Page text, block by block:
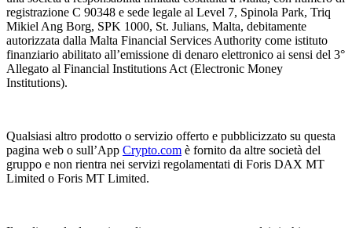
registrazione C 90348 e sede legale al Level 7, Spinola Park, Triq
Mikiel Ang Borg, SPK 1000, St. Julians, Malta, debitamente
autorizzata dalla Malta Financial Services Authority come istituto
finanziario abilitato all’emissione di denaro elettronico ai sensi del 3°
Allegato al Financial Institutions Act (Electronic Money
Institutions).
Qualsiasi altro prodotto o servizio offerto e pubblicizzato su questa
pagina web o sull’App Crypto.com è fornito da altre società del
gruppo e non rientra nei servizi regolamentati di Foris DAX MT
Limited o Foris MT Limited.